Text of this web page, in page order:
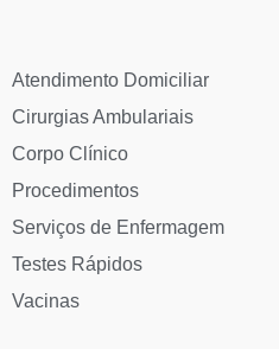
Atendimento Domiciliar
Cirurgias Ambulariais
Corpo Clínico
Procedimentos
Serviços de Enfermagem
Testes Rápidos
Vacinas